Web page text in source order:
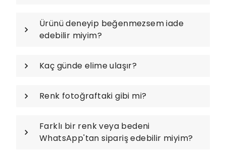
Ürünü deneyip beğenmezsem iade
edebilir miyim?
Kaç günde elime ulaşır?
Renk fotoğraftaki gibi mi?
Farklı bir renk veya bedeni
WhatsApp'tan sipariş edebilir miyim?